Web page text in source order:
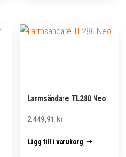
Larmsändare TL280 Neo
2.449,91 kr
Lägg till i varukorg